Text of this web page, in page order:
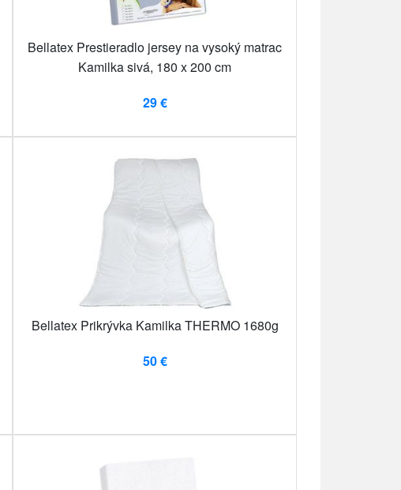
Bellatex Prestieradlo jersey na vysoký matrac
Kamilka sivá, 180 x 200 cm
29 €
Bellatex Prikrývka Kamilka THERMO 1680g
50 €